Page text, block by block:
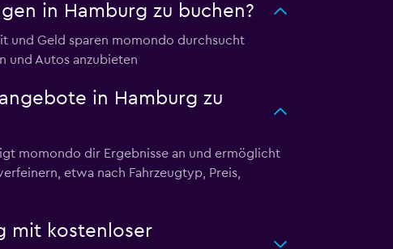
in Hamburg zu buchen?
und Geld sparen momondo durchsucht
und Autos anzubieten
in Hamburg zu
momondo dir Ergebnisse an und ermöglicht
etwa nach Fahrzeugtyp, Preis,
mit kostenloser